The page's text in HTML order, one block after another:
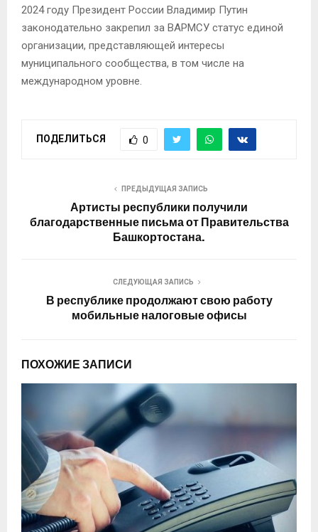
2024 году Президент России Владимир Путин
законодательно закрепил за ВАРМСУ статус единой
организации, представляющей интересы
муниципального сообщества, в том числе на
международном уровне.
ПОДЕЛИТЬСЯ 0
ПРЕДЫДУЩАЯ ЗАПИСЬ
Артисты республики получили
благодарственные письма от Правительства
Башкортостана.
СЛЕДУЮЩАЯ ЗАПИСЬ
В республике продолжают свою работу
мобильные налоговые офисы
ПОХОЖИЕ ЗАПИСИ